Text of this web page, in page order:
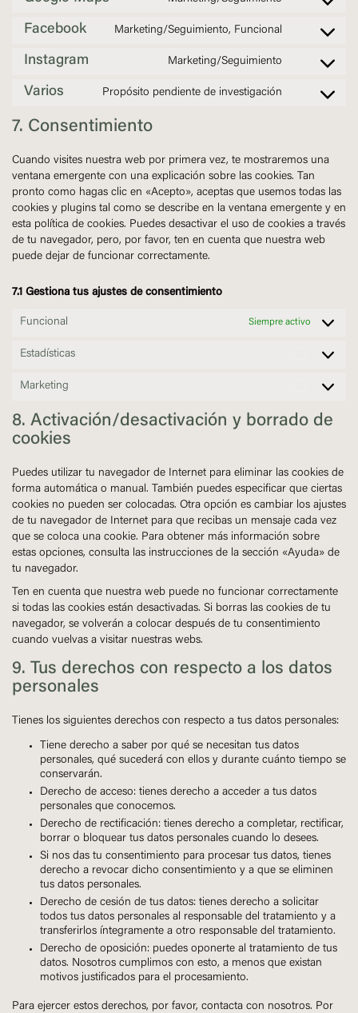
Consent
service
Facebook Marketing/Seguimiento, Funcional
Consent
service
Instagram Marketing/Seguimiento
Consent
service
Varios Propósito pendiente de investigación
Consent
7. Consentimiento
Cuando visites nuestra web por primera vez, te mostraremos una
ventana emergente con una explicación sobre las cookies. Tan
pronto como hagas clic en «Acepto», aceptas que usemos todas las
cookies y plugins tal como se describe en la ventana emergente y en
esta política de cookies. Puedes desactivar el uso de cookies a través
de tu navegador, pero, por favor, ten en cuenta que nuestra web
puede dejar de funcionar correctamente.
7.1 Gestiona tus ajustes de consentimiento
Funcional Siempre activo
Estadísticas
Marketing Marketing
8. Activación/desactivación y borrado de
cookies
Puedes utilizar tu navegador de Internet para eliminar las cookies de
forma automática o manual. También puedes especificar que ciertas
cookies no pueden ser colocadas. Otra opción es cambiar los ajustes
de tu navegador de Internet para que recibas un mensaje cada vez
que se coloca una cookie. Para obtener más información sobre
estas opciones, consulta las instrucciones de la sección «Ayuda» de
tu navegador.
Ten en cuenta que nuestra web puede no funcionar correctamente
si todas las cookies están desactivadas. Si borras las cookies de tu
navegador, se volverán a colocar después de tu consentimiento
cuando vuelvas a visitar nuestras webs.
9. Tus derechos con respecto a los datos
personales
Tienes los siguientes derechos con respecto a tus datos personales:
Tiene derecho a saber por qué se necesitan tus datos
personales, qué sucederá con ellos y durante cuánto tiempo se
conservarán.
Derecho de acceso: tienes derecho a acceder a tus datos
personales que conocemos.
Derecho de rectificación: tienes derecho a completar, rectificar,
borrar o bloquear tus datos personales cuando lo desees.
Si nos das tu consentimiento para procesar tus datos, tienes
derecho a revocar dicho consentimiento y a que se eliminen
tus datos personales.
Derecho de cesión de tus datos: tienes derecho a solicitar
todos tus datos personales al responsable del tratamiento y a
transferirlos íntegramente a otro responsable del tratamiento.
Derecho de oposición: puedes oponerte al tratamiento de tus
datos. Nosotros cumplimos con esto, a menos que existan
motivos justificados para el procesamiento.
Para ejercer estos derechos, por favor, contacta con nosotros. Por